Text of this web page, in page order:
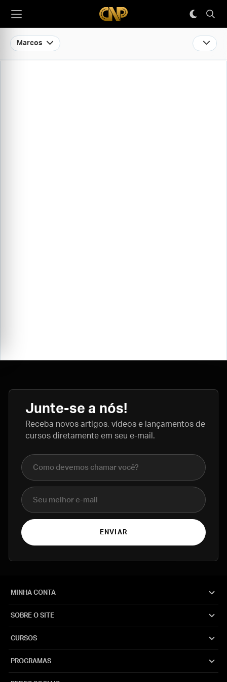
Marcos
Junte-se a nós!
Receba novos artigos, vídeos e lançamentos de
cursos diretamente em seu e-mail.
Nome completo
E-mail
ENVIAR
MINHA CONTA
SOBRE O SITE
CURSOS
PROGRAMAS